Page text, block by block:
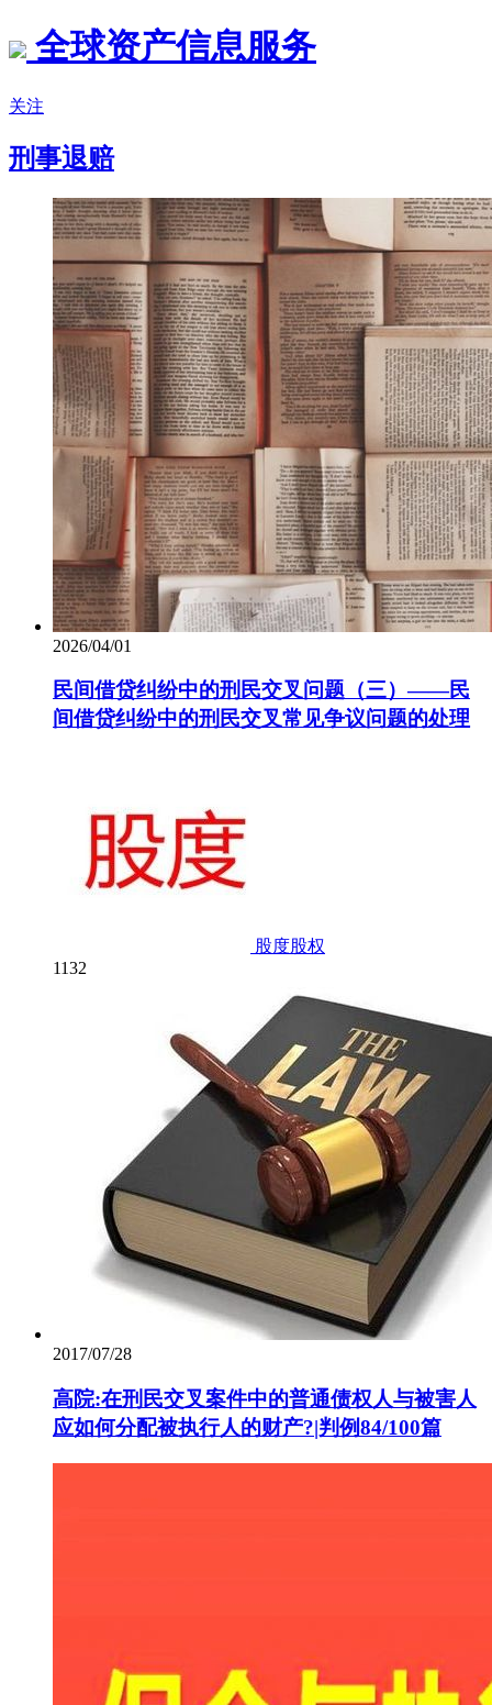
全球资产信息服务
关注
刑事退赔
2026/04/01
民间借贷纠纷中的刑民交叉问题（三）——民
间借贷纠纷中的刑民交叉常见争议问题的处理
股度股权
1132
2017/07/28
高院:在刑民交叉案件中的普通债权人与被害人
应如何分配被执行人的财产?|判例84/100篇